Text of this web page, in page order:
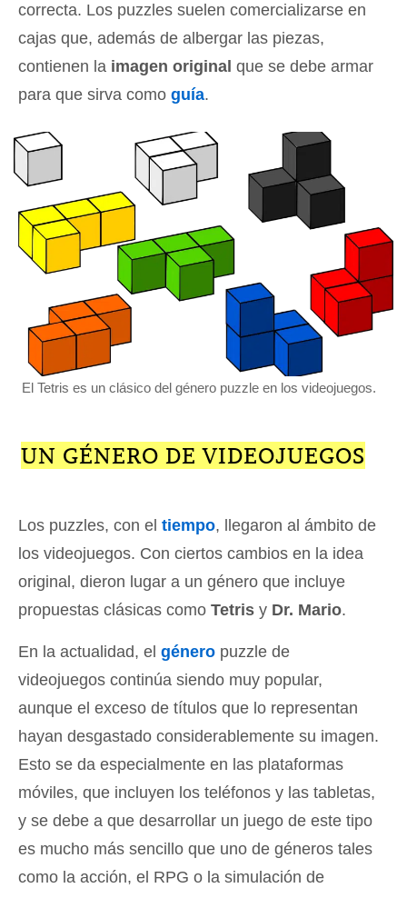
correcta. Los puzzles suelen comercializarse en
cajas que, además de albergar las piezas,
contienen la imagen original que se debe armar
para que sirva como guía.
El Tetris es un clásico del género puzzle en los videojuegos.
UN GÉNERO DE VIDEOJUEGOS
Los puzzles, con el tiempo, llegaron al ámbito de
los videojuegos. Con ciertos cambios en la idea
original, dieron lugar a un género que incluye
propuestas clásicas como Tetris y Dr. Mario.
En la actualidad, el género puzzle de
videojuegos continúa siendo muy popular,
aunque el exceso de títulos que lo representan
hayan desgastado considerablemente su imagen.
Esto se da especialmente en las plataformas
móviles, que incluyen los teléfonos y las tabletas,
y se debe a que desarrollar un juego de este tipo
es mucho más sencillo que uno de géneros tales
como la acción, el RPG o la simulación de